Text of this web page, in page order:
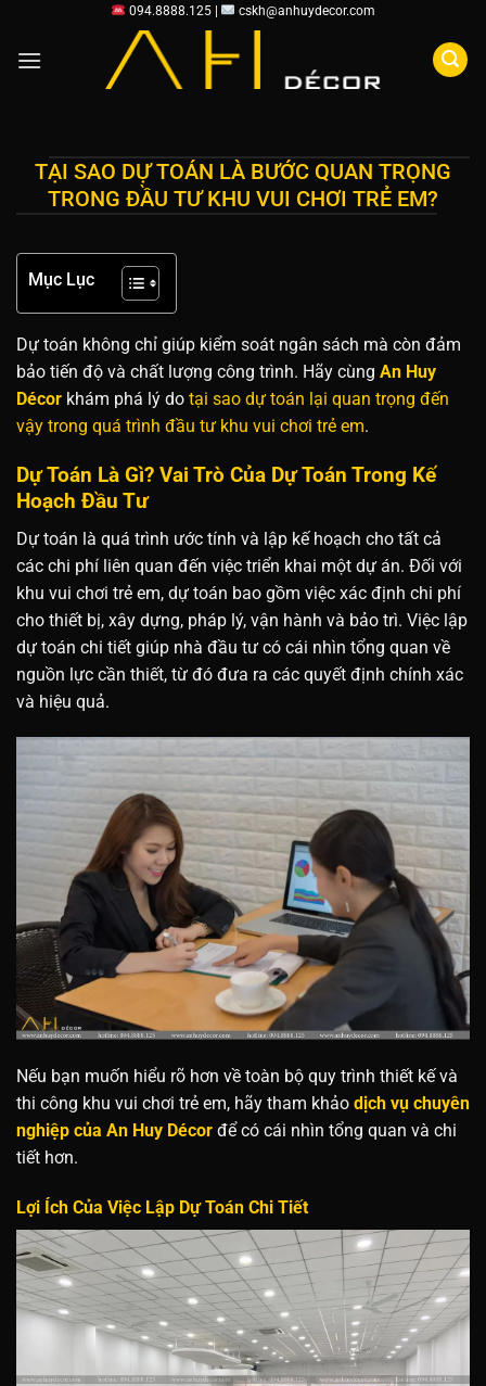
nội
094.8888.125 | cskh@anhuydecor.com
TẠI SAO DỰ TOÁN LÀ BƯỚC QUAN TRỌNG
TRONG ĐẦU TƯ KHU VUI CHƠI TRẺ EM?
Mục Lục
Dự toán không chỉ giúp kiểm soát ngân sách mà còn đảm
bảo tiến độ và chất lượng công trình. Hãy cùng An Huy
Décor khám phá lý do tại sao dự toán lại quan trọng đến
vậy trong quá trình đầu tư khu vui chơi trẻ em.
Dự Toán Là Gì? Vai Trò Của Dự Toán Trong Kế
Hoạch Đầu Tư
Dự toán là quá trình ước tính và lập kế hoạch cho tất cả
các chi phí liên quan đến việc triển khai một dự án. Đối với
khu vui chơi trẻ em, dự toán bao gồm việc xác định chi phí
cho thiết bị, xây dựng, pháp lý, vận hành và bảo trì. Việc lập
dự toán chi tiết giúp nhà đầu tư có cái nhìn tổng quan về
nguồn lực cần thiết, từ đó đưa ra các quyết định chính xác
và hiệu quả.
Nếu bạn muốn hiểu rõ hơn về toàn bộ quy trình thiết kế và
thi công khu vui chơi trẻ em, hãy tham khảo dịch vụ chuyên
nghiệp của An Huy Décor để có cái nhìn tổng quan và chi
tiết hơn.
Lợi Ích Của Việc Lập Dự Toán Chi Tiết